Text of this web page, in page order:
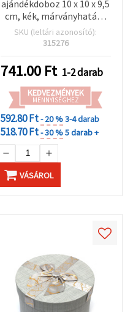
ajándékdoboz 10 x 10 x 9,5
cm, kék, márványhatású
fedéllel
SKU (leltári azonosító):
315276
741.00 Ft 1-2 darab
KEDVEZMÉNYEK
MENNYISÉGHEZ
592.80 Ft- 20 %3-4 darab
518.70 Ft- 30 %5 darab +
VÁSÁROL